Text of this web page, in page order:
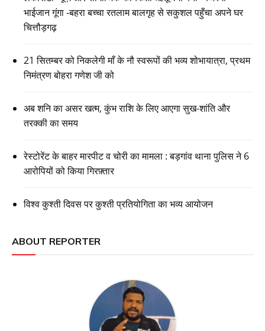
भाईजान गूंगा -बहरा बच्चा रतलाम बालगृह से सकुशल पहुँचा अपने घर
चित्तौड़गढ़
21 सितम्बर को निकलेगी माँ के नौ स्वरूपों की भव्य शोभायात्रा, प्रथम
निमंत्रण बोहरा गणेश जी को
अब शनि का असर खत्म, कुंभ राशि के लिए आएगा सुख-शांति और
तरक्की का समय
रेस्टोरेंट के बाहर मारपीट व चोरी का मामला : बड़गांव थाना पुलिस ने 6
आरोपियों को किया गिरफ़्तार
विश्व कुश्ती दिवस पर कुश्ती प्रतियोगिता का भव्य आयोजन
ABOUT REPORTER